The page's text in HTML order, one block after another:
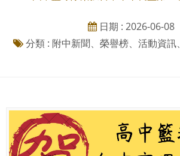
日期 : 2026-06-08
分類 : 附中新聞、榮譽榜、活動資訊、